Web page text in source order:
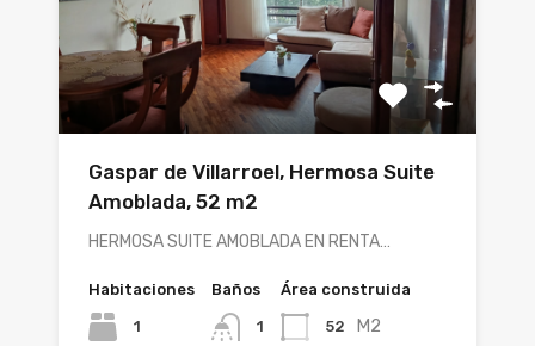
Gaspar de Villarroel, Hermosa Suite
Amoblada, 52 m2
HERMOSA SUITE AMOBLADA EN RENTA…
Habitaciones
1
Baños
1
Área construida
52 M2